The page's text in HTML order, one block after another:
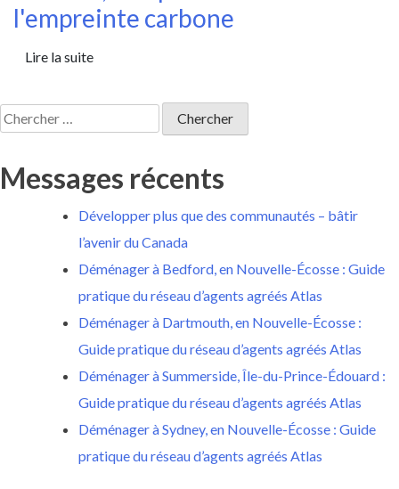
l'empreinte carbone
Lire la suite
Rechercher:
Messages récents
Développer plus que des communautés – bâtir
l’avenir du Canada
Déménager à Bedford, en Nouvelle-Écosse : Guide
pratique du réseau d’agents agréés Atlas
Déménager à Dartmouth, en Nouvelle-Écosse :
Guide pratique du réseau d’agents agréés Atlas
Déménager à Summerside, Île-du-Prince-Édouard :
Guide pratique du réseau d’agents agréés Atlas
Déménager à Sydney, en Nouvelle-Écosse : Guide
pratique du réseau d’agents agréés Atlas